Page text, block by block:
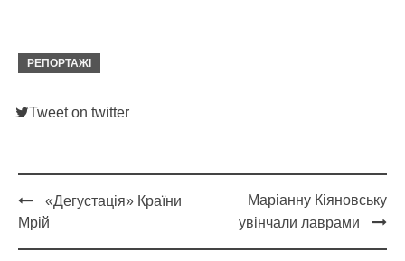
РЕПОРТАЖІ
Tweet on twitter
Post
navigation
«Дегустація» Країни
Мрій
Маріанну Кіяновську
увінчали лаврами